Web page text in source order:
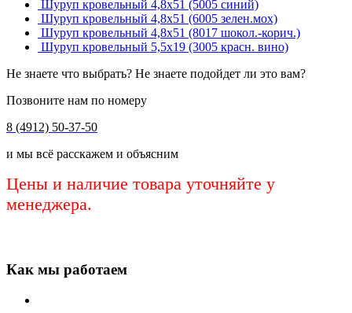
Шуруп кровельный 4,8х51 (5005 синий)
Шуруп кровельный 4,8х51 (6005 зелен.мох)
Шуруп кровельный 4,8х51 (8017 шокол.-корич.)
Шуруп кровельный 5,5х19 (3005 красн. вино)
Не знаете что выбрать? Не знаете подойдет ли это вам?
Позвоните нам по номеру
8 (4912) 50-37-50
и мы всё расскажем и объясним
Цены и наличие товара уточняйте у
менеджера.
Как мы работаем